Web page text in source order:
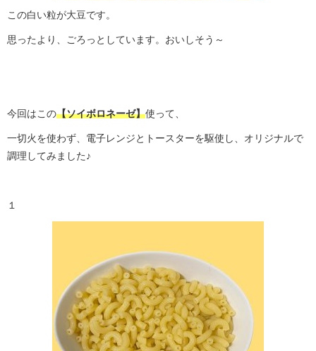
この白い粒が大豆です。
思ったより、ごろっとしています。おいしそう～
今回はこの【ソイボロネーゼ】使って、
一切火を使わず、電子レンジとトースターを駆使し、オリジナルで
調理してみました♪
１